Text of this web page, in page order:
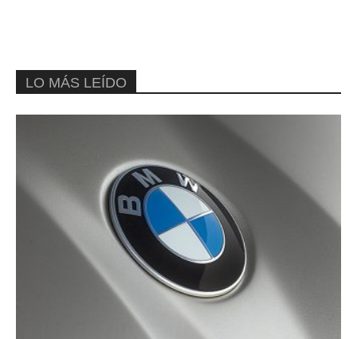
LO MÁS LEÍDO